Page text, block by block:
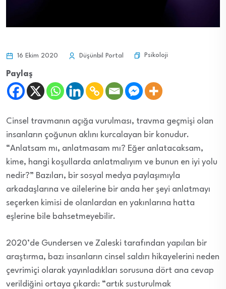
16 Ekim 2020 Düşünbil Portal Psikoloji
Paylaş
Cinsel travmanın açığa vurulması, travma geçmişi olan
insanların çoğunun aklını kurcalayan bir konudur.
“Anlatsam mı, anlatmasam mı? Eğer anlatacaksam,
kime, hangi koşullarda anlatmalıyım ve bunun en iyi yolu
nedir?” Bazıları, bir sosyal medya paylaşımıyla
arkadaşlarına ve ailelerine bir anda her şeyi anlatmayı
seçerken kimisi de olanlardan en yakınlarına hatta
eşlerine bile bahsetmeyebilir.
2020’de Gundersen ve Zaleski tarafından yapılan bir
araştırma, bazı insanların cinsel saldırı hikayelerini neden
çevrimiçi olarak yayınladıkları sorusuna dört ana cevap
verildiğini ortaya çıkardı: “artık susturulmak